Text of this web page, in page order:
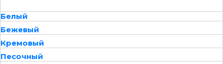
Белый
Бежевый
Кремовый
Песочный